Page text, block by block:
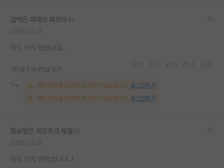
겁먹은 피에르 페르마
저도 아직 안왔네요...
대댓글 2개 대댓글 쓰기
해당 댓글을 보려면 로그인이 필요합니다. 로그인하기
해당 댓글을 보려면 로그인이 필요합니다. 로그인하기
청승맞은 게오르크 헤겔
저도 아직 안왔습니다..!